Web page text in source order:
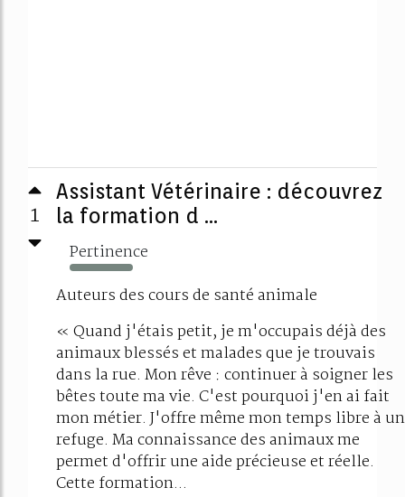
1
Assistant Vétérinaire : découvrez
la formation d ...
Pertinence
386%
Auteurs des cours de santé animale
« Quand j'étais petit, je m'occupais déjà des
animaux blessés et malades que je trouvais
dans la rue. Mon rêve : continuer à soigner les
bêtes toute ma vie. C'est pourquoi j'en ai fait
mon métier. J'offre même mon temps libre à un
refuge. Ma connaissance des animaux me
permet d'offrir une aide précieuse et réelle.
Cette formation...